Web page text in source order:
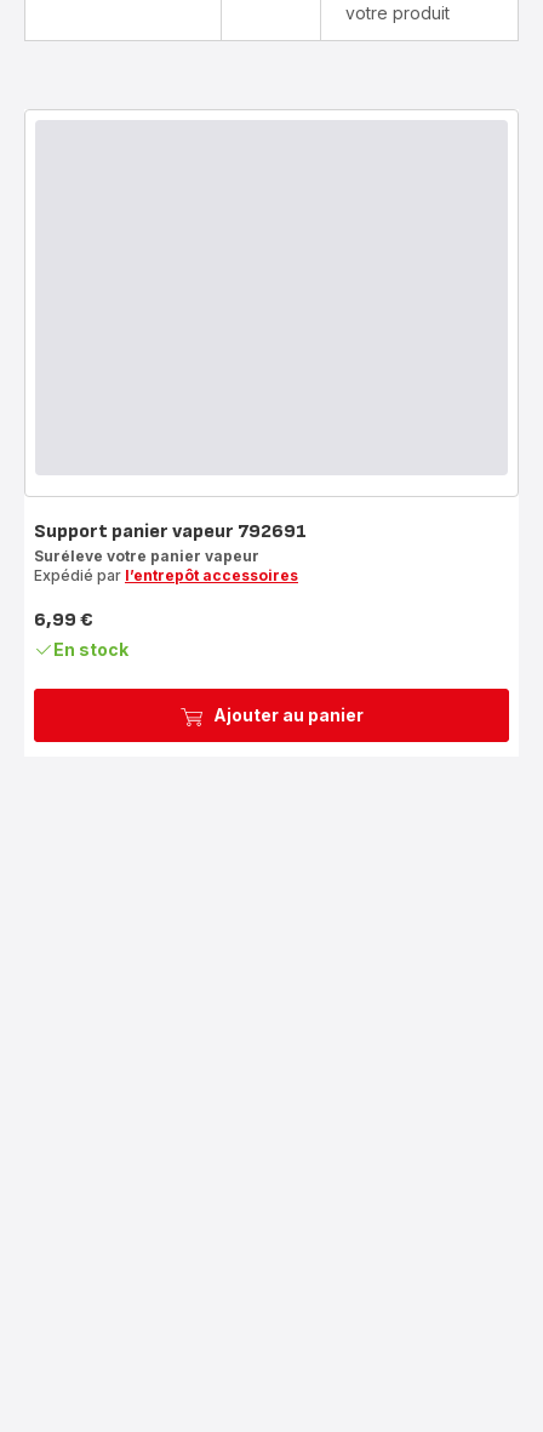
votre produit
Ajouter au panier
Support panier vapeur 792691
Suréleve votre panier vapeur
Expédié par l’entrepôt accessoires
Prix
6,99 €
En stock